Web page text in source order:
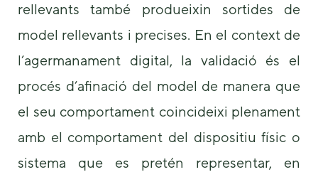
rellevants també produeixin sortides de
model rellevants i precises. En el context de
l’agermanament digital, la validació és el
procés d’afinació del model de manera que
el seu comportament coincideixi plenament
amb el comportament del dispositiu físic o
sistema que es pretén representar, en